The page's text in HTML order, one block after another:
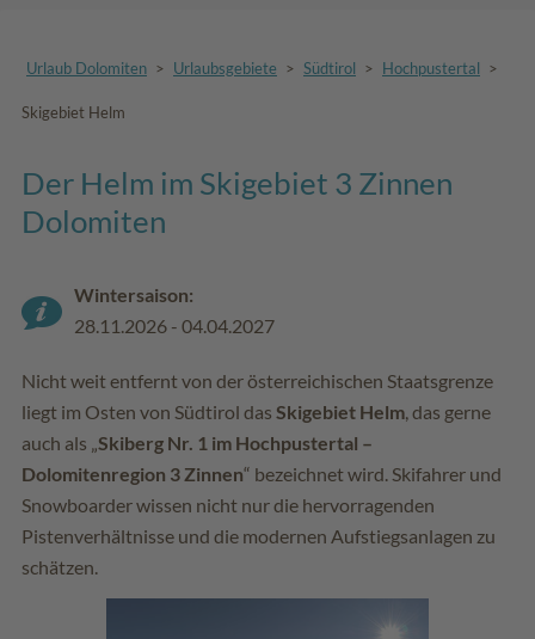
Urlaub Dolomiten > Urlaubsgebiete > Südtirol > Hochpustertal >
Skigebiet Helm
Der Helm im Skigebiet 3 Zinnen
Dolomiten
Wintersaison:
28.11.2026 - 04.04.2027
Nicht weit entfernt von der österreichischen Staatsgrenze
liegt im Osten von Südtirol das Skigebiet Helm , das gerne
auch als „ Skiberg Nr. 1 im Hochpustertal –
Dolomitenregion 3 Zinnen“ bezeichnet wird. Skifahrer und
Snowboarder wissen nicht nur die hervorragenden
Pistenverhältnisse und die modernen Aufstiegsanlagen zu
schätzen.